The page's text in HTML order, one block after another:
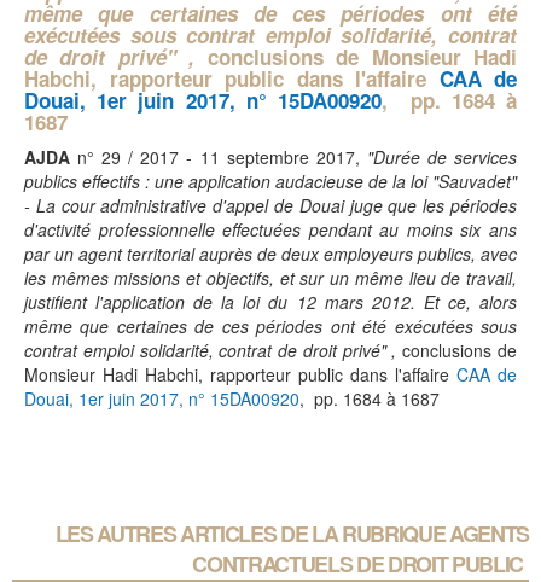
même que certaines de ces périodes ont été
exécutées sous contrat emploi solidarité, contrat
de droit privé" , conclusions de Monsieur Hadi
Habchi, rapporteur public dans l'affaire CAA de
Douai, 1er juin 2017, n° 15DA00920, pp. 1684 à
1687
AJDA n° 29 / 2017 - 11 septembre 2017, "Durée de services
publics effectifs : une application audacieuse de la loi "Sauvadet"
- La cour administrative d'appel de Douai juge que les périodes
d'activité professionnelle effectuées pendant au moins six ans
par un agent territorial auprès de deux employeurs publics, avec
les mêmes missions et objectifs, et sur un même lieu de travail,
justifient l'application de la loi du 12 mars 2012. Et ce, alors
même que certaines de ces périodes ont été exécutées sous
contrat emploi solidarité, contrat de droit privé" , conclusions de
Monsieur Hadi Habchi, rapporteur public dans l'affaire CAA de
Douai, 1er juin 2017, n° 15DA00920, pp. 1684 à 1687
LES AUTRES ARTICLES DE LA RUBRIQUEAGENTS
CONTRACTUELS DE DROIT PUBLIC